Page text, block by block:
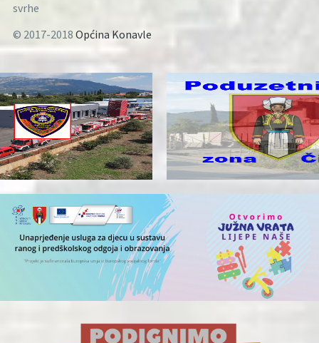
svrhe
© 2017-2018 Općina Konavle